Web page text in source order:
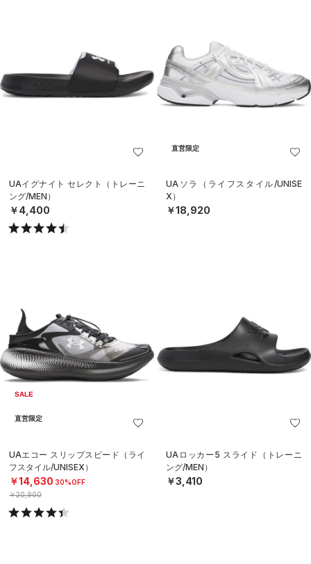
UAイグナイト セレクト（トレーニ
ング/MEN）
￥4,400
直営限定
UAソラ（ライフスタイル/UNISE
X）
￥18,920
SALE
直営限定
UAエコー スリップスピード（ライ
フスタイル/UNISEX）
￥14,630 30%OFF
￥20,900
UAロッカー5 スライド（トレーニ
ング/MEN）
￥3,410